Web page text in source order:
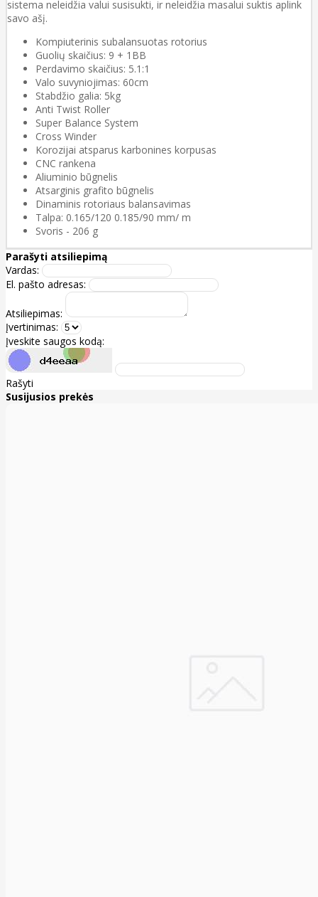
sistema neleidžia valui susisukti, ir neleidžia masalui suktis aplink
savo ašį.
Kompiuterinis subalansuotas rotorius
Guolių skaičius: 9 + 1BB
Perdavimo skaičius: 5.1:1
Valo suvyniojimas: 60cm
Stabdžio galia: 5kg
Anti Twist Roller
Super Balance System
Cross Winder
Korozijai atsparus karbonines korpusas
CNC rankena
Aliuminio būgnelis
Atsarginis grafito būgnelis
Dinaminis rotoriaus balansavimas
Talpa: 0.165/120 0.185/90 mm/ m
Svoris - 206 g
Parašyti atsiliepimą
Vardas:
El. pašto adresas:
Atsiliepimas:
Įvertinimas:
Įveskite saugos kodą:
Rašyti
Susijusios prekės